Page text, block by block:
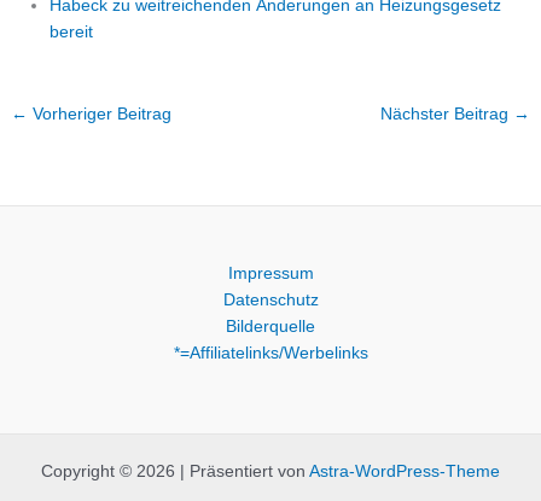
Habeck zu weitreichenden Änderungen an Heizungsgesetz
bereit
← Vorheriger Beitrag Nächster Beitrag →
Impressum
Datenschutz
Bilderquelle
*=Affiliatelinks/Werbelinks
Copyright © 2026 | Präsentiert von Astra-WordPress-Theme